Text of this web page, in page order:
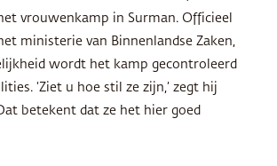
vrouwenkamp in Surman. Officieel
ministerie van Binnenlandse Zaken,
wordt het kamp gecontroleerd
‘Ziet u hoe stil ze zijn,’ zegt hij
betekent dat ze het hier goed